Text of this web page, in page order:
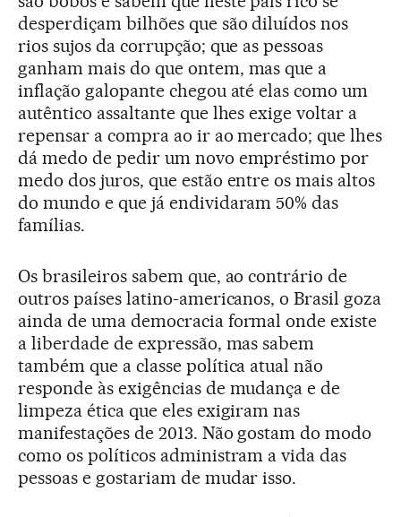
desperdiçam bilhões que são diluídos nos
rios sujos da corrupção; que as pessoas
ganham mais do que ontem, mas que a
inflação galopante chegou até elas como um
autêntico assaltante que lhes exige voltar a
repensar a compra ao ir ao mercado; que lhes
dá medo de pedir um novo empréstimo por
medo dos juros, que estão entre os mais altos
do mundo e que já endividaram 50% das
famílias.
Os brasileiros sabem que, ao contrário de
outros países latino-americanos, o Brasil goza
ainda de uma democracia formal onde existe
a liberdade de expressão, mas sabem
também que a classe política atual não
responde às exigências de mudança e de
limpeza ética que eles exigiram nas
manifestações de 2013. Não gostam do modo
como os políticos administram a vida das
pessoas e gostariam de mudar isso.